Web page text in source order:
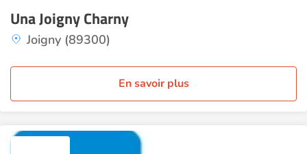
Una Joigny Charny
Joigny (89300)
En savoir plus